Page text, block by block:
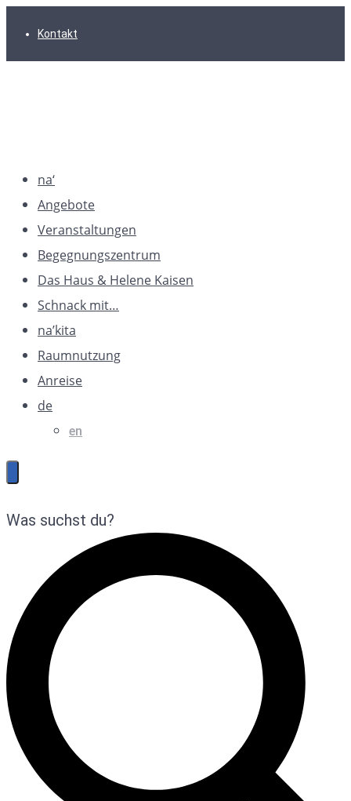
Hauptnavigation
Inhalt
FooterKontakt
na‘
Angebote
Veranstaltungen
Begegnungszentrum
Das Haus & Helene Kaisen
Schnack mit…
na’kita
Raumnutzung
Anreise
de
en
Was suchst du?